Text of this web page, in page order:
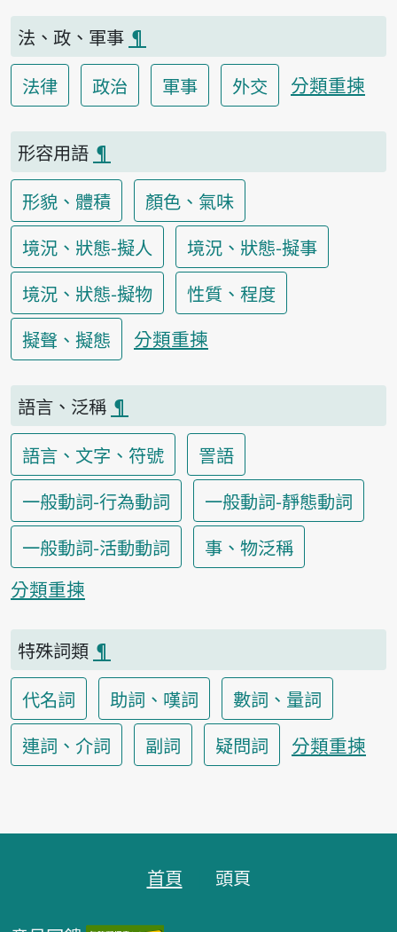
法、政、軍事 ¶
法律
政治 軍事 外交 分類重揀
形容用語 ¶
形貌、體積
顏色、氣味
境況、狀態-擬人
境況、狀態-擬事
境況、狀態-擬物
性質、程度
擬聲、擬態
分類重揀
語言、泛稱 ¶
語言、文字、符號
詈語
一般動詞-行為動詞
一般動詞-靜態動詞
一般動詞-活動動詞
事、物泛稱
分類重揀
特殊詞類 ¶
代名詞
助詞、嘆詞
數詞、量詞
連詞、介詞
副詞 疑問詞 分類重揀
首頁 頭頁